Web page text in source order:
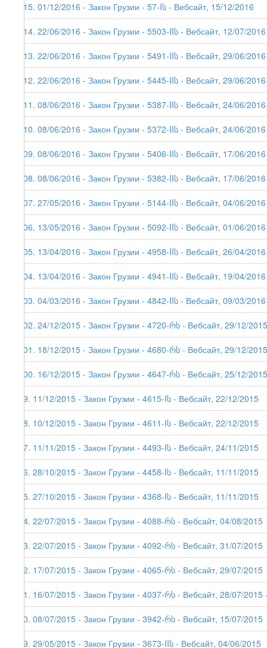
115. 01/12/2016 - Закон Грузии - 57-Iს - Вебсайт, 15/12/2016
114. 22/06/2016 - Закон Грузии - 5503-IIს - Вебсайт, 12/07/2016
113. 22/06/2016 - Закон Грузии - 5491-IIს - Вебсайт, 29/06/2016
112. 22/06/2016 - Закон Грузии - 5445-IIს - Вебсайт, 29/06/2016
111. 08/06/2016 - Закон Грузии - 5387-IIს - Вебсайт, 24/06/2016
110. 08/06/2016 - Закон Грузии - 5372-IIს - Вебсайт, 24/06/2016
109. 08/06/2016 - Закон Грузии - 5406-IIს - Вебсайт, 17/06/2016
108. 08/06/2016 - Закон Грузии - 5382-IIს - Вебсайт, 17/06/2016
107. 27/05/2016 - Закон Грузии - 5144-IIს - Вебсайт, 04/06/
106. 13/05/2016 - Закон Грузии - 5092-IIს - Вебсайт, 01/06/
105. 13/04/2016 - Закон Грузии - 4958-IIს - Вебсайт, 26/04/2016
104. 13/04/2016 - Закон Грузии - 4941-IIს - Вебсайт, 19/04/2016
103. 04/03/2016 - Закон Грузии - 4842-IIს - Вебсайт, 09/03/2016
102. 24/12/2015 - Закон Грузии - 4720-რს - Вебсайт, 29/12/2015
101. 18/12/2015 - Закон Грузии - 4680-რს - Вебсайт, 29/12/2015
100. 16/12/2015 - Закон Грузии - 4647-რს - Вебсайт, 25/12/2015
99. 11/12/2015 - Закон Грузии - 4615-Iს - Вебсайт, 22/12/2015
98. 10/12/2015 - Закон Грузии - 4611-Iს - Вебсайт, 22/12/2015
97. 11/11/2015 - Закон Грузии - 4493-Iს - Вебсайт, 24/11/2015
96. 28/10/2015 - Закон Грузии - 4458-Iს - Вебсайт, 11/11/2015
95. 27/10/2015 - Закон Грузии - 4368-Iს - Вебсайт, 11/11/2015
94. 22/07/2015 - Закон Грузии - 4088-რს - Вебсайт, 04/08/2015
93. 22/07/2015 - Закон Грузии - 4092-რს - Вебсайт, 31/07/2015
92. 17/07/2015 - Закон Грузии - 4065-რს - Вебсайт, 29/07/2015
91. 16/07/2015 - Закон Грузии - 4037-რს - Вебсайт, 28/07/
90. 08/07/2015 - Закон Грузии - 3942-რს - Вебсайт, 15/07/2015
89. 29/05/2015 - Закон Грузии - 3673-IIს - Вебсайт, 04/06/2015